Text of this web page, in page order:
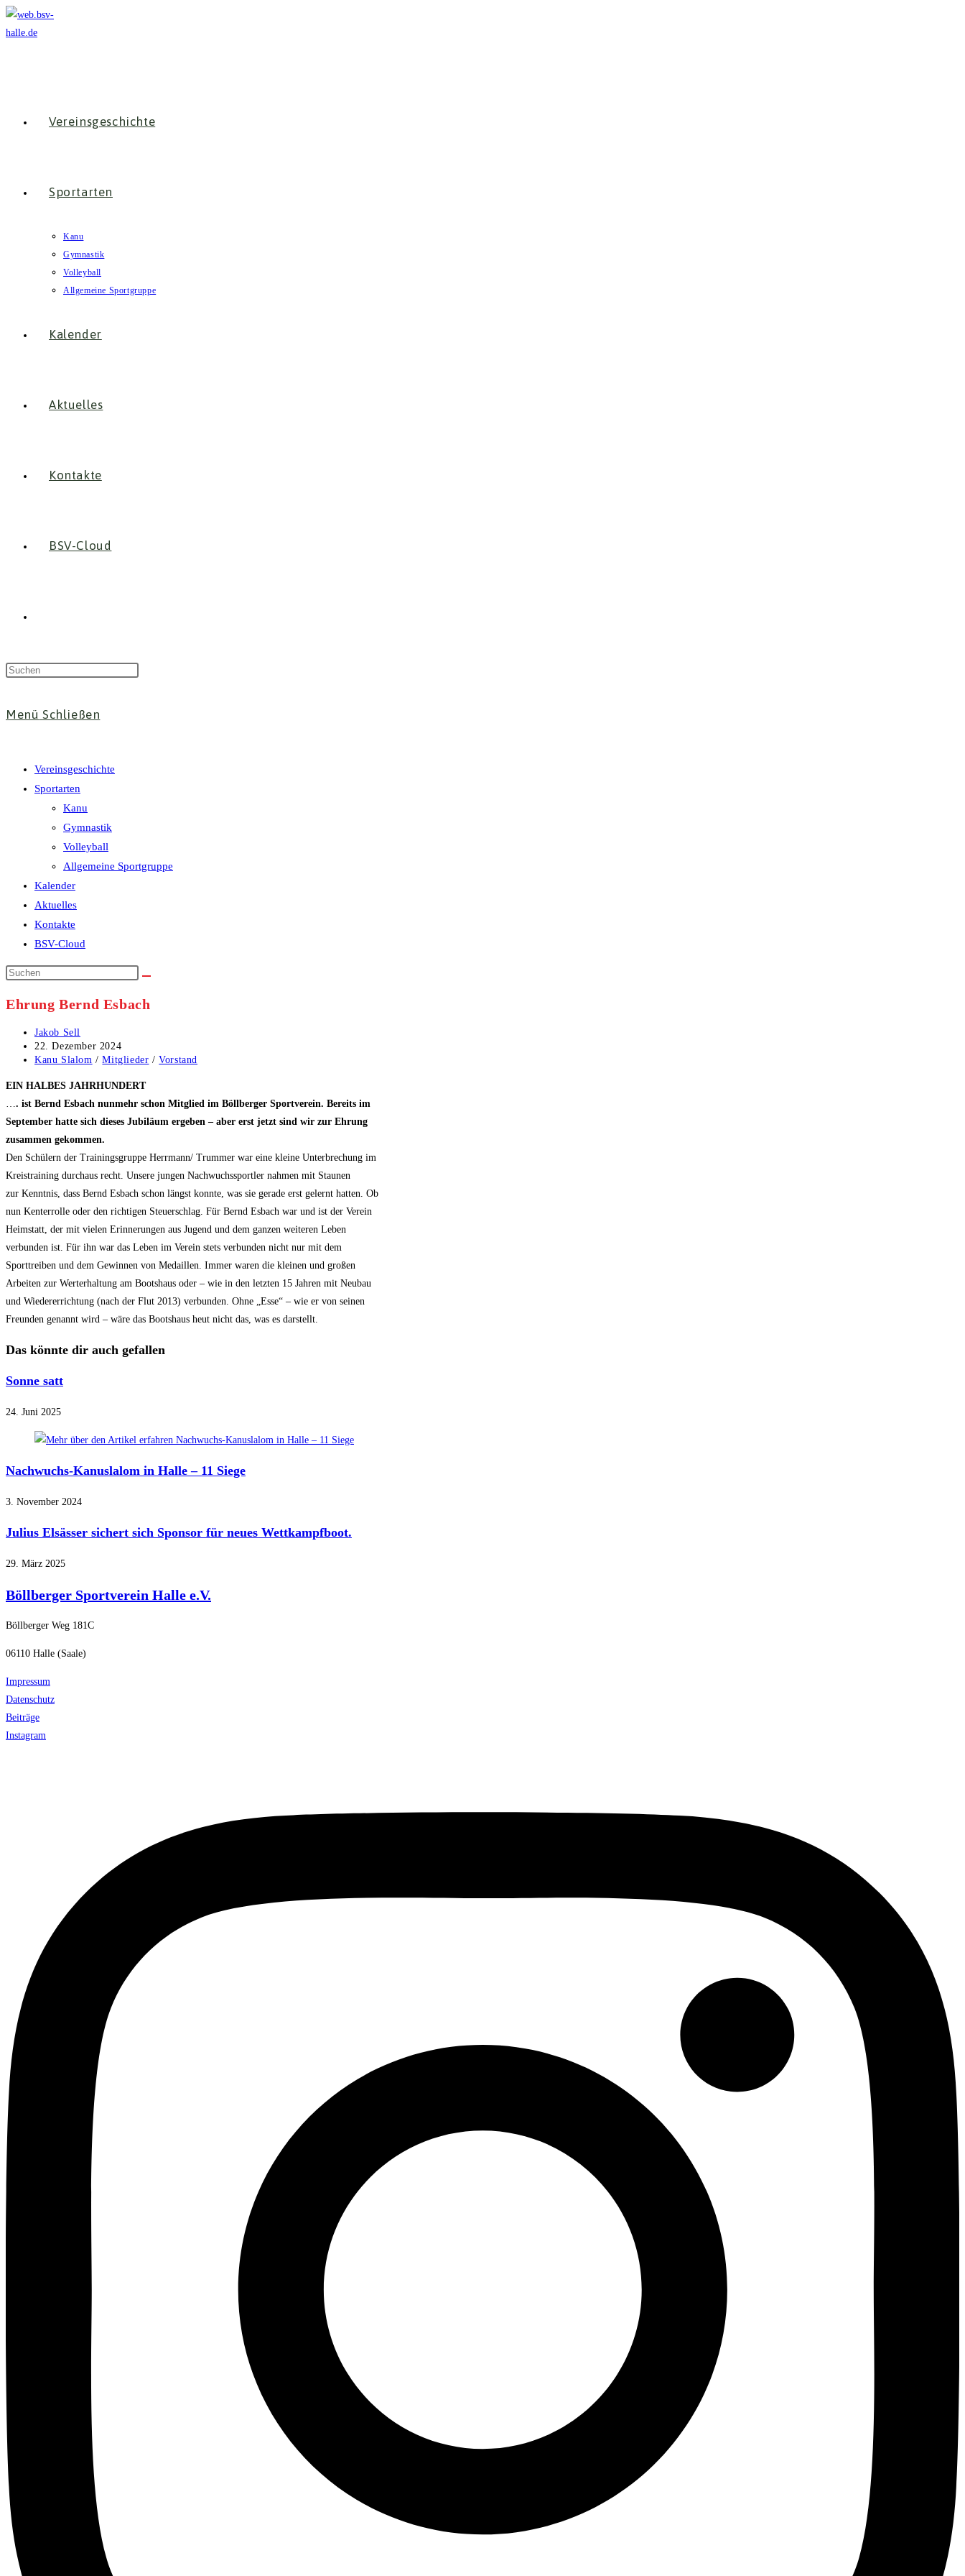
Zum
Inhalt
Vereinsgeschichte
Sportarten
Kanu
Gymnastik
Volleyball
Allgemeine Sportgruppe
Kalender
Aktuelles
Kontakte
BSV-Cloud
Menü Schließen
Vereinsgeschichte
Sportarten
Kanu
Gymnastik
Volleyball
Allgemeine Sportgruppe
Kalender
Aktuelles
Kontakte
BSV-Cloud
Ehrung Bernd Esbach
Beitrags-
Autor:
Jakob Sell
Beitrag
veröffentlicht:
22. Dezember 2024
Beitrags-
Kanu Slalom / Mitglieder / Vorstand
EIN HALBES JAHRHUNDERT
…. ist Bernd Esbach nunmehr schon Mitglied im Böllberger Sportverein. Bereits im
September hatte sich dieses Jubiläum ergeben – aber erst jetzt sind wir zur Ehrung
zusammen gekommen.
Den Schülern der Trainingsgruppe Herrmann/ Trummer war eine kleine Unterbrechung im
Kreistraining durchaus recht. Unsere jungen Nachwuchssportler nahmen mit Staunen
zur Kenntnis, dass Bernd Esbach schon längst konnte, was sie gerade erst gelernt hatten. Ob
nun Kenterrolle oder den richtigen Steuerschlag. Für Bernd Esbach war und ist der Verein
Heimstatt, der mit vielen Erinnerungen aus Jugend und dem ganzen weiteren Leben
verbunden ist. Für ihn war das Leben im Verein stets verbunden nicht nur mit dem
Sporttreiben und dem Gewinnen von Medaillen. Immer waren die kleinen und großen
Arbeiten zur Werterhaltung am Bootshaus oder – wie in den letzten 15 Jahren mit Neubau
und Wiedererrichtung (nach der Flut 2013) verbunden. Ohne „Esse“ – wie er von seinen
Freunden genannt wird – wäre das Bootshaus heut nicht das, was es darstellt.
Das könnte dir auch gefallen
Sonne satt
24. Juni 2025
Nachwuchs-Kanuslalom in Halle – 11 Siege
3. November 2024
Julius Elsässer sichert sich Sponsor für neues Wettkampfboot.
29. März 2025
Böllberger Sportverein Halle e.V.
Böllberger Weg 181C
06110 Halle (Saale)
Impressum
Datenschutz
Beiträge
Instagram